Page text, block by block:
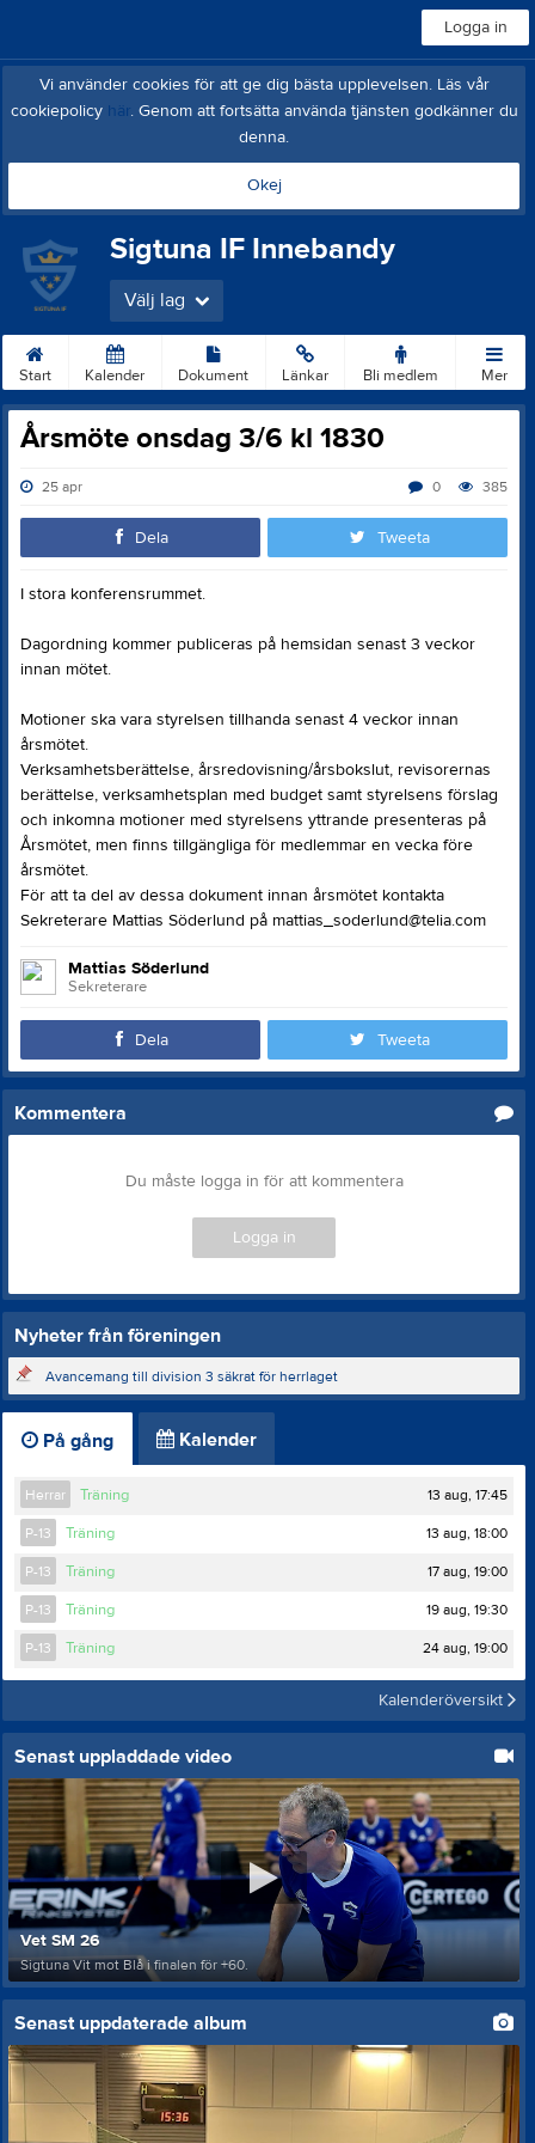
Logga in
Vi använder cookies för att ge dig bästa upplevelsen. Läs vår
cookiepolicy här. Genom att fortsätta använda tjänsten godkänner du
denna.
Okej
Sigtuna IF Innebandy
Välj lag
Start Kalender Dokument Länkar Bli medlem Mer
Årsmöte onsdag 3/6 kl 1830
25 apr 385
0
Dela Tweeta
I stora konferensrummet.
Dagordning kommer publiceras på hemsidan senast 3 veckor
innan mötet.
Motioner ska vara styrelsen tillhanda senast 4 veckor innan
årsmötet.
Verksamhetsberättelse, årsredovisning/årsbokslut, revisorernas
berättelse, verksamhetsplan med budget samt styrelsens förslag
och inkomna motioner med styrelsens yttrande presenteras på
Årsmötet, men finns tillgängliga för medlemmar en vecka före
årsmötet.
För att ta del av dessa dokument innan årsmötet kontakta
Sekreterare Mattias Söderlund på mattias_soderlund@telia.com
Mattias Söderlund
Sekreterare
Dela Tweeta
Kommentera
Du måste logga in för att kommentera
Logga in
Nyheter från föreningen
Avancemang till division 3 säkrat för herrlaget
På gång Kalender
Herrar Träning 13 aug, 17:45
P-13 Träning 13 aug, 18:00
P-13 Träning 17 aug, 19:00
P-13 Träning 19 aug, 19:30
P-13 Träning 24 aug, 19:00
Kalenderöversikt
Senast uppladdade video
Vet SM 26
Sigtuna Vit mot Blå i finalen för +60.
Senast uppdaterade album